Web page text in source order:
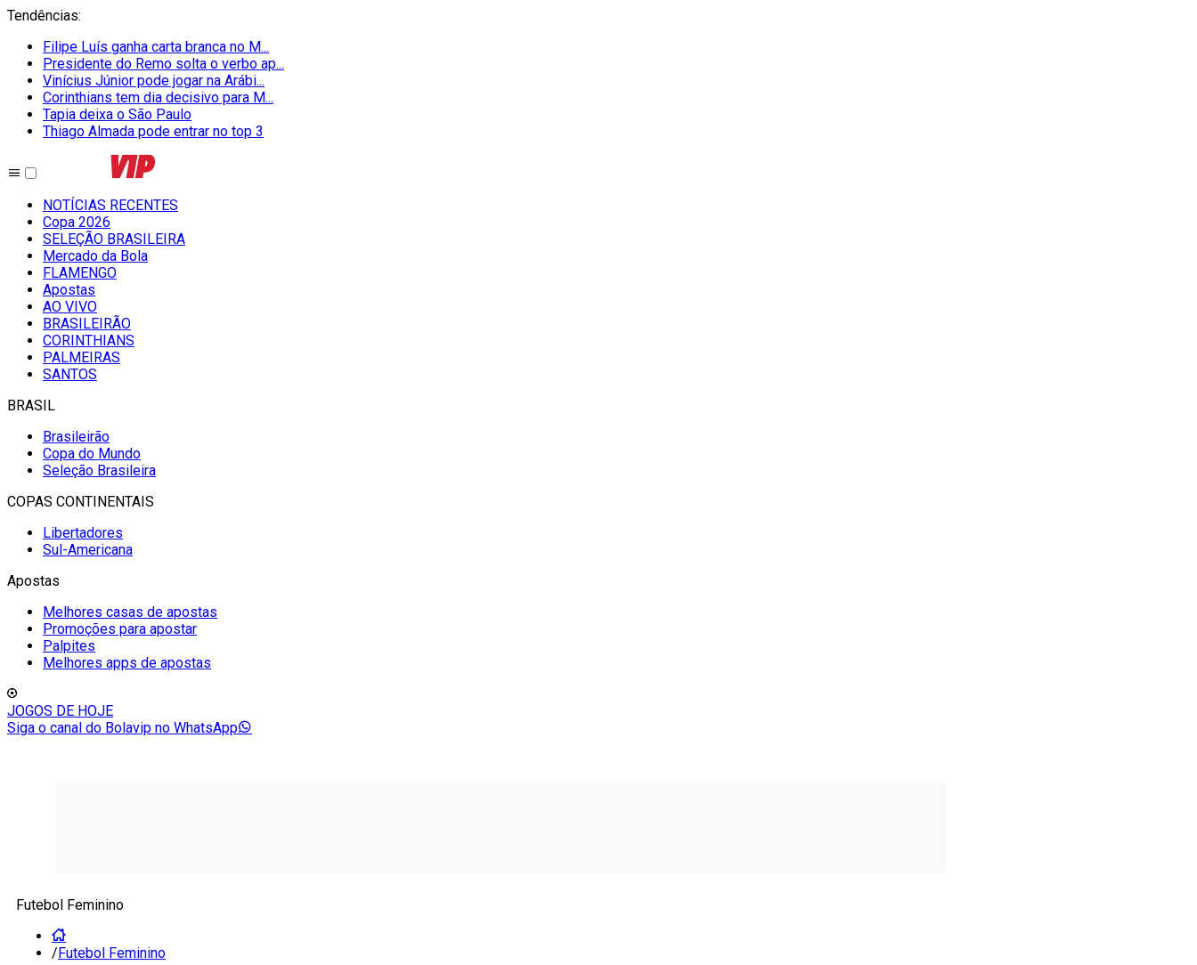
Tendências:
Filipe Luís ganha carta branca no M...
Presidente do Remo solta o verbo ap...
Vinícius Júnior pode jogar na Arábi...
Corinthians tem dia decisivo para M...
Tapia deixa o São Paulo
Thiago Almada pode entrar no top 3
NOTÍCIAS RECENTES
Copa 2026
SELEÇÃO BRASILEIRA
Mercado da Bola
FLAMENGO
Apostas
AO VIVO
BRASILEIRÃO
CORINTHIANS
PALMEIRAS
SANTOS
BRASIL
Brasileirão
Copa do Mundo
Seleção Brasileira
COPAS CONTINENTAIS
Libertadores
Sul-Americana
Apostas
Melhores casas de apostas
Promoções para apostar
Palpites
Melhores apps de apostas
JOGOS DE HOJE
Siga o canal do Bolavip no WhatsApp
Futebol Feminino
/Futebol Feminino